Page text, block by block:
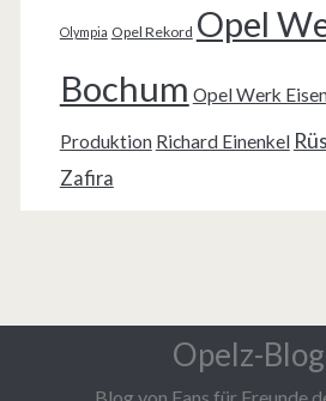
Olympia Opel Rekord Opel
Bochum Opel Werk
Produktion Richard Einenkel
Zafira
Opelz-